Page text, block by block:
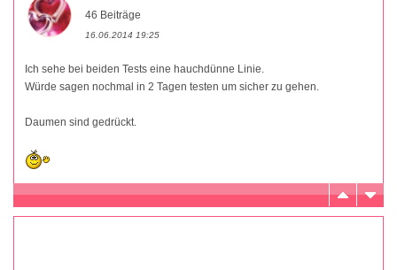
46 Beiträge
16.06.2014 19:25
Ich sehe bei beiden Tests eine hauchdünne Linie.
Würde sagen nochmal in 2 Tagen testen um sicher zu gehen.
Daumen sind gedrückt.